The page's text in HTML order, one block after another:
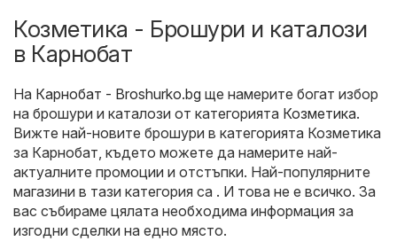
Козметика - Брошури и каталози
в Карнобат
На Карнобат - Broshurko.bg ще намерите богат избор
на брошури и каталози от категорията Козметика.
Вижте най-новите брошури в категорията Козметика
за Карнобат, където можете да намерите най-
актуалните промоции и отстъпки. Най-популярните
магазини в тази категория са . И това не е всичко. За
вас събираме цялата необходима информация за
изгодни сделки на едно място.